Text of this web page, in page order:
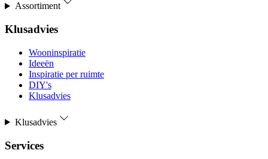
Assortiment
Klusadvies
Wooninspiratie
Ideeën
Inspiratie per ruimte
DIY's
Klusadvies
Klusadvies
Services